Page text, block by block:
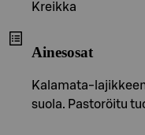
Kreikka
Ainesosat
Kalamata-
suola. Pastoröitu